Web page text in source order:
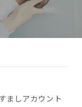
ましアカウント